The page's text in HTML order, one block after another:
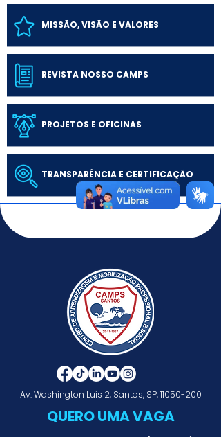
MISSÃO, VISÃO E VALORES
REVISTA NOSSO CAMPS
PROJETOS E OFICINAS
TRANSPARÊNCIA E CERTIFICAÇÃO
Av. Washington Luis 2, Santos, SP,11050-200
QUERO UMA VAGA